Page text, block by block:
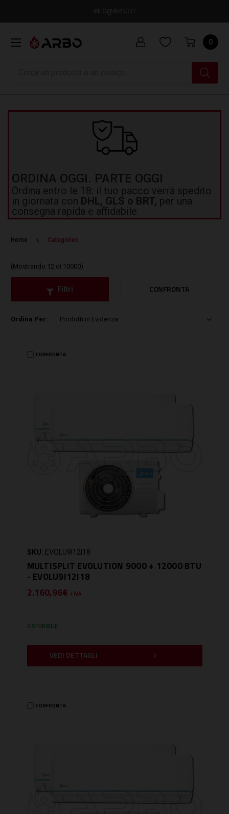
INFO@ARBO.IT
0
ORDINA OGGI. PARTE OGGI
Ordina entro le 18: il tuo pacco verrà spedito
in giornata con DHL, GLS o BRT, per una
consegna rapida e affidabile.
Home Categories
(Mostrando 12 di 10000)
Filtri CONFRONTA
Ordina Per:
CONFRONTA
SKU: EVOLU9I12I18
MULTISPLIT EVOLUTION 9000 + 12000 BTU
- EVOLU9I12I18
2.160,96€ + IVA
DISPONIBILE
VEDI DETTAGLI
CONFRONTA